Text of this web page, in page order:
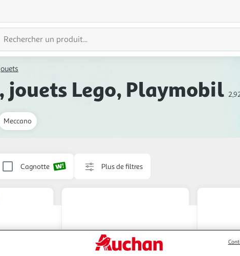
jouets Lego, Playmobil
Meccano
Cagnotte Plus de filtres